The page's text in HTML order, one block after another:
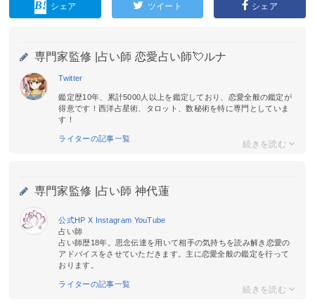
シェア ツイート シェア
専門家監修 | 占い師 恋愛占い師💘ルナ
Twitter
鑑定歴10年、累計5000人以上を鑑定しており、恋愛全般の鑑定が
得意です！西洋占星術、タロット、数秘術を特に専門としていま
す！
ライターの記事一覧
専門家監修 | 占い師 神代蓮
公式HP X Instagram YouTube
占い師
占い師歴18年。思念伝達を用いて相手の気持ちを読み解き恋愛の
アドバイスをさせていただきます。主に恋愛全般の鑑定を行って
おります。
ライターの記事一覧